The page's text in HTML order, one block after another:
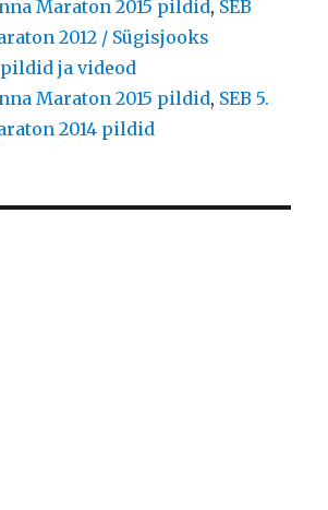
Maraton 2015 pildid, SEB
2012 / Sügisjooks
ja videod
Maraton 2015 pildid, SEB 5.
2014 pildid